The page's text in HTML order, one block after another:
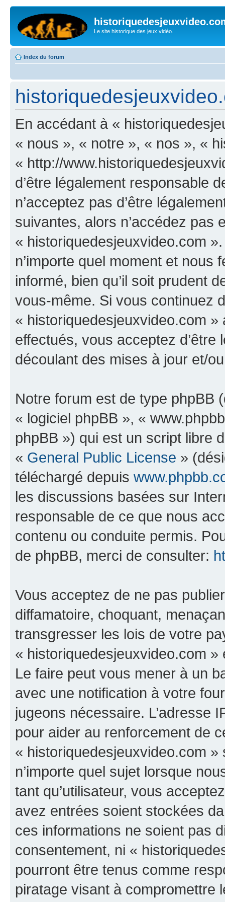
Le site historique des jeux vidéo.
Index du forum
En accédant à «
« nous », « notre », « nos », «
« http://
d’être légalement responsable
n’acceptez pas d’être
suivantes, alors n’accédez pas
« historiquedesjeuxvideo.com
n’importe quel moment et
informé, bien qu’il soit prudent
vous-même. Si vous continuez
« historiquedesjeuxvideo.com
effectués, vous acceptez
découlant des mises à jour et/
Notre forum est de type phpBB
« logiciel phpBB », «
phpBB ») qui est un script libre
« General Public License »
téléchargé depuis
les discussions basées sur
responsable de ce que nous
contenu ou conduite permis.
de phpBB, merci de consulter:
Vous acceptez de ne pas
diffamatoire, choquant,
transgresser les lois de votre
« historiquedesjeuxvideo.com
Le faire peut vous mener à un
avec une notification à votre
jugeons nécessaire. L’adresse
pour aider au renforcement de
« historiquedesjeuxvideo.com
n’importe quel sujet lorsque
tant qu’utilisateur, vous
avez entrées soient stockées
ces informations ne soient pas
consentement, ni «
pourront être tenus comme
piratage visant à compromettre